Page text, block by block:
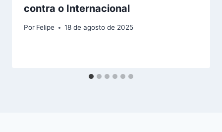
contra o Internacional
Por Felipe 18 de agosto de 2025